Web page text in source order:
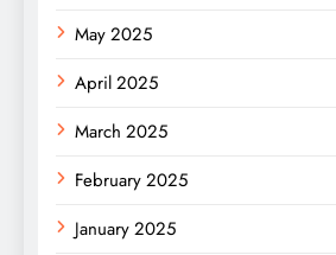
May 2025
April 2025
March 2025
February 2025
January 2025